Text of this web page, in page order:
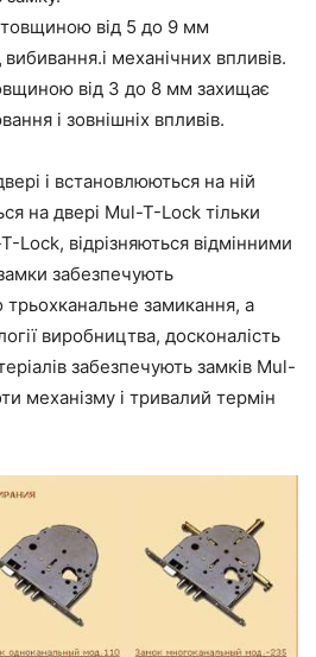
від 5 до 9 мм
механічних впливів.
від 3 до 8 мм захищає
і зовнішніх впливів.
і встановлюються на ній
на двері Mul-T-Lock тільки
Lock, відрізняються відмінними
забезпечують
замикання, а
виробництва, досконалість
забезпечують замків Mul-
механізму і тривалий термін